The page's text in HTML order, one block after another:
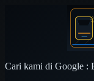
Cari kami di Google :